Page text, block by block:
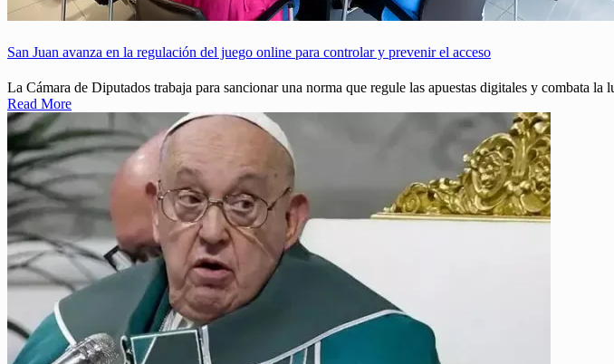
San Juan avanza en la regulación del juego online para controlar y prevenir el acceso
La Cámara de Diputados trabaja para sancionar una norma que regule las apuestas digitales y combata la
Read More